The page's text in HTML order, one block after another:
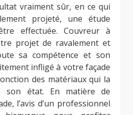
vraiment sûr, en ce qui
projeté, une étude
effectuée. Couvreur à
projet de ravalement et
sa compétence et son
infligé à votre façade
des matériaux qui la
son état. En matière de
l’avis d’un professionnel